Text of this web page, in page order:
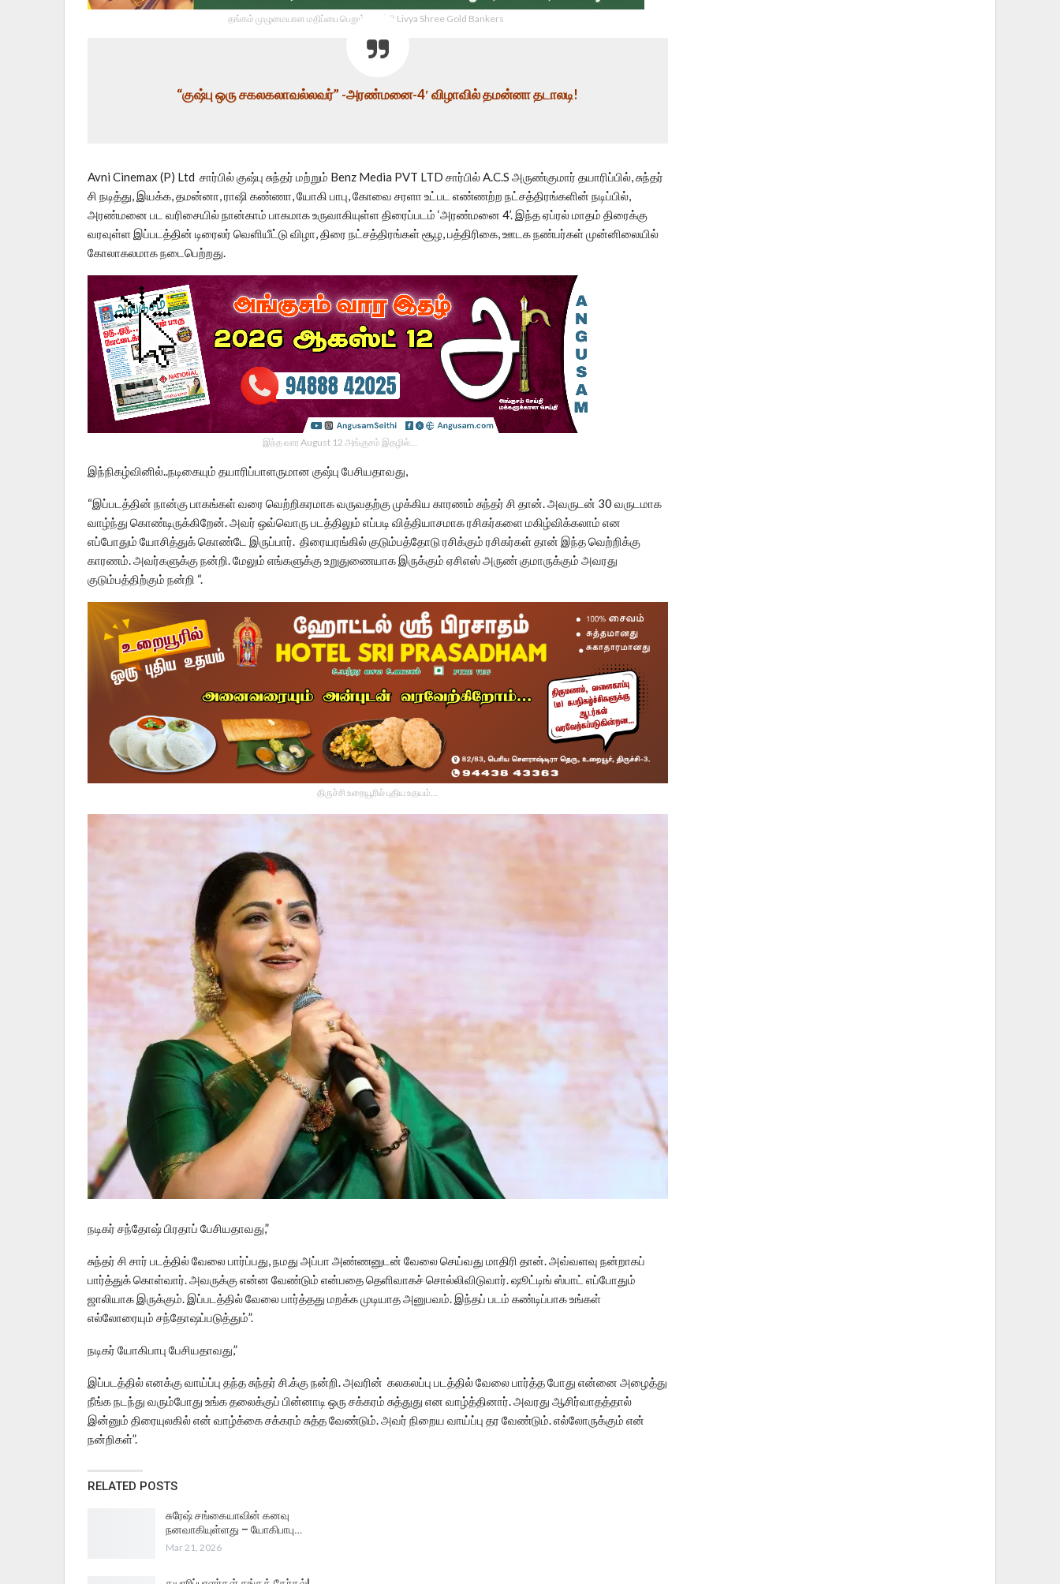
தங்கம் முழுமையான மதிப்பை பெறும் திருச்சி Livya Shree Gold Bankers
“குஷ்பு ஒரு சகலகலாவல்லவர்” -அரண்மனை-4′ விழாவில் தமன்னா தடாலடி!
Avni Cinemax (P) Ltd சார்பில் குஷ்பு சுந்தர் மற்றும் Benz Media PVT LTD சார்பில் A.C.S அருண்குமார் தயாரிப்பில், சுந்தர்
சி நடித்து, இயக்க, தமன்னா, ராஷி கண்ணா, யோகி பாபு, கோவை சரளா உட்பட எண்ணற்ற நட்சத்திரங்களின் நடிப்பில்,
அரண்மனை பட வரிசையில் நான்காம் பாகமாக உருவாகியுள்ள திரைப்படம் ‘அரண்மனை 4’. இந்த ஏப்ரல் மாதம் திரைக்கு
வரவுள்ள இப்படத்தின் டிரைலர் வெளியீட்டு விழா, திரை நட்சத்திரங்கள் சூழ, பத்திரிகை, ஊடக நண்பர்கள் முன்னிலையில்
கோலாகலமாக நடைபெற்றது.
இந்த வார August 12 அங்குசம் இதழில்…
இந்நிகழ்வினில்..நடிகையும் தயாரிப்பாளருமான குஷ்பு பேசியதாவது,
“இப்படத்தின் நான்கு பாகங்கள் வரை வெற்றிகரமாக வருவதற்கு முக்கிய காரணம் சுந்தர் சி தான். அவருடன் 30 வருடமாக
வாழ்ந்து கொண்டிருக்கிறேன். அவர் ஒவ்வொரு படத்திலும் எப்படி வித்தியாசமாக ரசிகர்களை மகிழ்விக்கலாம் என
எப்போதும் யோசித்துக் கொண்டே இருப்பார். திரையரங்கில் குடும்பத்தோடு ரசிக்கும் ரசிகர்கள் தான் இந்த வெற்றிக்கு
காரணம். அவர்களுக்கு நன்றி. மேலும் எங்களுக்கு உறுதுணையாக இருக்கும் ஏசிஎஸ் அருண் குமாருக்கும் அவரது
குடும்பத்திற்கும் நன்றி “.
திருச்சி உறையூரில் புதிய உதயம்...
நடிகர் சந்தோஷ் பிரதாப் பேசியதாவது,”
சுந்தர் சி சார் படத்தில் வேலை பார்ப்பது, நமது அப்பா அண்ணனுடன் வேலை செய்வது மாதிரி தான். அவ்வளவு நன்றாகப்
பார்த்துக் கொள்வார். அவருக்கு என்ன வேண்டும் என்பதை தெளிவாகச் சொல்லிவிடுவார். ஷூட்டிங் ஸ்பாட் எப்போதும்
ஜாலியாக இருக்கும். இப்படத்தில் வேலை பார்த்தது மறக்க முடியாத அனுபவம். இந்தப் படம் கண்டிப்பாக உங்கள்
எல்லோரையும் சந்தோஷப்படுத்தும்”.
நடிகர் யோகிபாபு பேசியதாவது,”
இப்படத்தில் எனக்கு வாய்ப்பு தந்த சுந்தர் சி.க்கு நன்றி. அவரின் கலகலப்பு படத்தில் வேலை பார்த்த போது என்னை அழைத்து
நீங்க நடந்து வரும்போது உங்க தலைக்குப் பின்னாடி ஒரு சக்கரம் சுத்துது என வாழ்த்தினார். அவரது ஆசிர்வாதத்தால்
இன்னும் திரையுலகில் என் வாழ்க்கை சக்கரம் சுத்த வேண்டும். அவர் நிறைய வாய்ப்பு தர வேண்டும். எல்லோருக்கும் என்
நன்றிகள்”.
RELATED POSTS
சுரேஷ் சங்கையாவின் கனவு
நனவாகியுள்ளது – யோகிபாபு…
Mar 21, 2026